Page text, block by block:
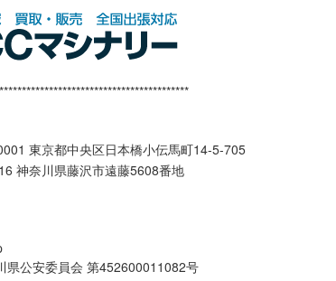
東京都中央区日本橋小伝馬町14-5-705
神奈川県藤沢市遠藤5608番地
県公安委員会 第452600011082号